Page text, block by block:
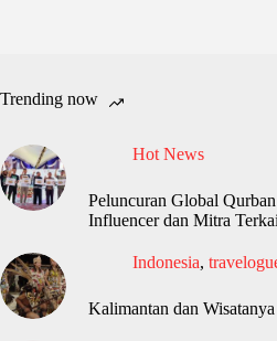
Trending now
Hot News
Peluncuran Global
Influencer dan Mitra
Indonesia,
Kalimantan dan